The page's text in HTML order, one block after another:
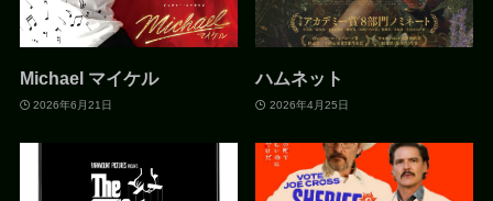
Michael マイケル
2026年6月21日
ハムネット
2026年4月25日